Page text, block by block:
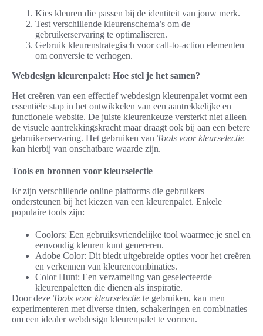
Kies kleuren die passen bij de identiteit van jouw merk.
Test verschillende kleurenschema’s om de
gebruikerservaring te optimaliseren.
Gebruik kleurenstrategisch voor call-to-action elementen
om conversie te verhogen.
Webdesign kleurenpalet: Hoe stel je het samen?
Het creëren van een effectief webdesign kleurenpalet vormt een
essentiële stap in het ontwikkelen van een aantrekkelijke en
functionele website. De juiste kleurenkeuze versterkt niet alleen
de visuele aantrekkingskracht maar draagt ook bij aan een betere
gebruikerservaring. Het gebruiken van Tools voor kleurselectie
kan hierbij van onschatbare waarde zijn.
Tools en bronnen voor kleurselectie
Er zijn verschillende online platforms die gebruikers
ondersteunen bij het kiezen van een kleurenpalet. Enkele
populaire tools zijn:
Coolors: Een gebruiksvriendelijke tool waarmee je snel en
eenvoudig kleuren kunt genereren.
Adobe Color: Dit biedt uitgebreide opties voor het creëren
en verkennen van kleurencombinaties.
Color Hunt: Een verzameling van geselecteerde
kleurenpaletten die dienen als inspiratie.
Door deze Tools voor kleurselectie te gebruiken, kan men
experimenteren met diverse tinten, schakeringen en combinaties
om een idealer webdesign kleurenpalet te vormen.